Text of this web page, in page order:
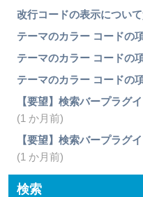
改行コードの表示につい
テーマのカラー コードの
テーマのカラー コードの
テーマのカラー コードの
【要望】検索バープラグ
(1 か月前)
【要望】検索バープラグ
(1 か月前)
検索